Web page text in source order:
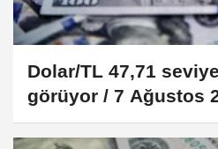
Dolar/TL 47,71
görüyor / 7 Ağustos